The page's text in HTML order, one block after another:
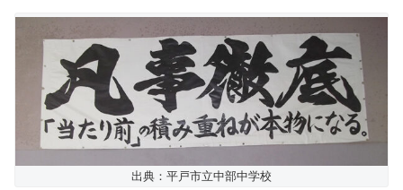
出典：平戸市立中部中学校